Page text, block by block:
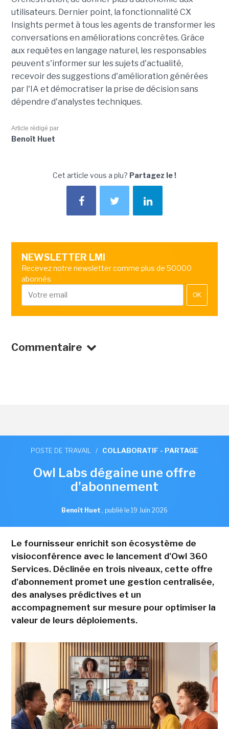
utilisateurs. Dernier point, la fonctionnalité CX
Insights permet à tous les agents de transformer les
conversations en améliorations concrètes. Grâce
aux requêtes en langage naturel, les responsables
peuvent s'informer sur les sujets d'actualité,
recevoir des suggestions d'amélioration générées
par l'IA et démocratiser la prise de décision sans
dépendre d'analystes techniques.
Article rédigé par
Benoît Huet
Cet article vous a plu? Partagez le !
NEWSLETTER LMI
Recevez notre newsletter comme plus de 50000
abonnés
OK
Commentaire
POSTE DE TRAVAIL / COLLABORATIF - PARTAGE
Owl Labs dégaine une offre
d'abonnement
Benoît Huet , publié le 19 Juin 2026
Le fournisseur enrichit son écosystème de
visioconférence avec le lancement d'Owl 360
Services. Déclinée en trois niveaux, cette offre
d'abonnement promet une gestion centralisée,
des analyses prédictives et un
accompagnement sur mesure pour optimiser la
valeur de leurs déploiements.